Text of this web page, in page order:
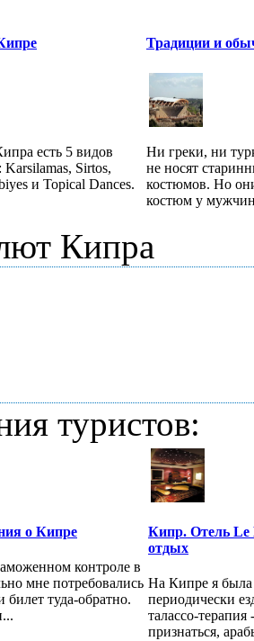
есть 5 видов
Sirtos,
и Topical Dances.
Традиции и
Ни греки, ни
не носят
костюмов. Но
костюм у
Кипра
туристов:
о Кипре
контроле в
мне потребовались
билет туда-обратно.
Кипр. Отель Le
отдых
На Кипре я
периодически
талассо-
признаться,